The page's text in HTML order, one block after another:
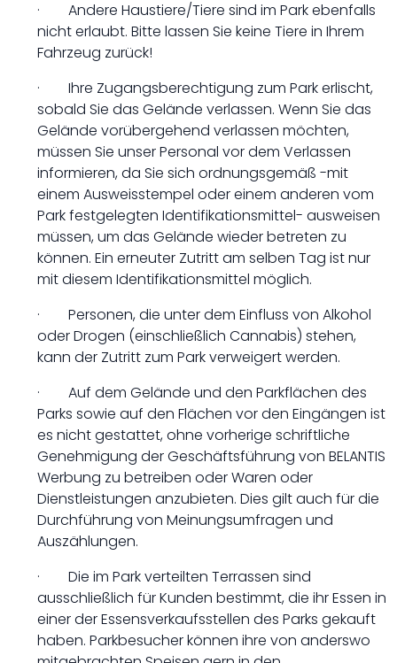
· Andere Haustiere/Tiere sind im Park ebenfalls
nicht erlaubt. Bitte lassen Sie keine Tiere in Ihrem
Fahrzeug zurück!
· Ihre Zugangsberechtigung zum Park erlischt,
sobald Sie das Gelände verlassen. Wenn Sie das
Gelände vorübergehend verlassen möchten,
müssen Sie unser Personal vor dem Verlassen
informieren, da Sie sich ordnungsgemäß -mit
einem Ausweisstempel oder einem anderen vom
Park festgelegten Identifikationsmittel- ausweisen
müssen, um das Gelände wieder betreten zu
können. Ein erneuter Zutritt am selben Tag ist nur
mit diesem Identifikationsmittel möglich.
· Personen, die unter dem Einfluss von Alkohol
oder Drogen (einschließlich Cannabis) stehen,
kann der Zutritt zum Park verweigert werden.
· Auf dem Gelände und den Parkflächen des
Parks sowie auf den Flächen vor den Eingängen ist
es nicht gestattet, ohne vorherige schriftliche
Genehmigung der Geschäftsführung von BELANTIS
Werbung zu betreiben oder Waren oder
Dienstleistungen anzubieten. Dies gilt auch für die
Durchführung von Meinungsumfragen und
Auszählungen.
· Die im Park verteilten Terrassen sind
ausschließlich für Kunden bestimmt, die ihr Essen in
einer der Essensverkaufsstellen des Parks gekauft
haben. Parkbesucher können ihre von anderswo